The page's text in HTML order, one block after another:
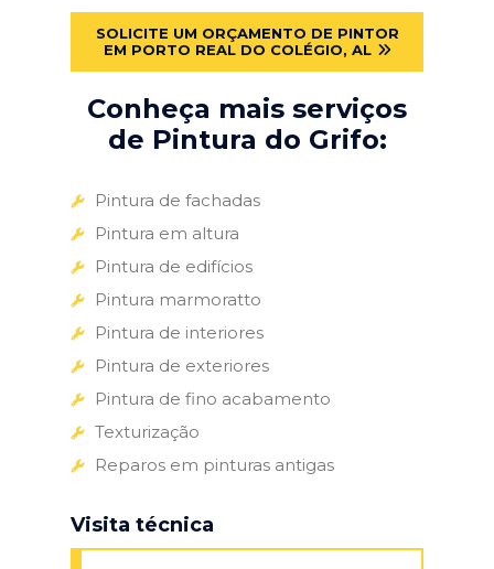
SOLICITE UM ORÇAMENTO DE PINTOR
EM PORTO REAL DO COLÉGIO, AL
Conheça mais serviços
de Pintura do Grifo:
Pintura de fachadas
Pintura em altura
Pintura de edifícios
Pintura marmoratto
Pintura de interiores
Pintura de exteriores
Pintura de fino acabamento
Texturização
Reparos em pinturas antigas
Visita técnica